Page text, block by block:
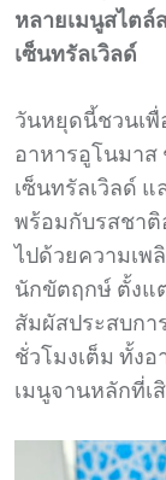
หลายเมนูสไตล์
เซ็นทรัลเวิลด์
วันหยุดนี้ชวนเ
อาหารอูโนมาส
เซ็นทรัลเวิลด์ แ
พร้อมกับรสชาติ
ไปด้วยความเพ
นักขัตฤกษ์ ตั้งแ
สัมผัสประสบก
ชั่วโมงเต็ม ทั้งอ
เมนูจานหลักที่เ